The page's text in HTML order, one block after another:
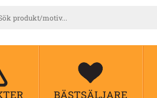
BÄSTSÄLJARE